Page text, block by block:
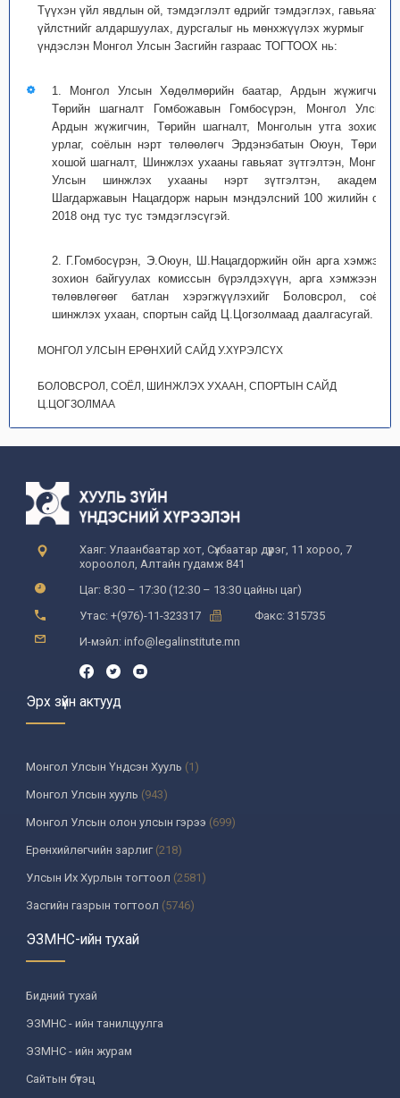
Түүхэн үйл явдлын ой, тэмдэглэлт өдрийг тэмдэглэх, гавьяат
үйлстнийг алдаршуулах, дурсгалыг нь мөнхжүүлэх журмыг
үндэслэн Монгол Улсын Засгийн газраас ТОГТООХ нь:
1. Монгол Улсын Хөдөлмөрийн баатар, Ардын жүжигчин,
Төрийн шагналт Гомбожавын Гомбосүрэн, Монгол Улсын
Ардын жүжигчин, Төрийн шагналт, Монголын утга зохиол,
урлаг, соёлын нэрт төлөөлөгч Эрдэнэбатын Оюун, Төрийн
хошой шагналт, Шинжлэх ухааны гавьяат зүтгэлтэн, Монгол
Улсын шинжлэх ухааны нэрт зүтгэлтэн, академич
Шагдаржавын Нацагдорж нарын мэндэлсний 100 жилийн ойг
2018 онд тус тус тэмдэглэсүгэй.
2. Г.Гомбосүрэн, Э.Оюун, Ш.Нацагдоржийн ойн арга хэмжээг
зохион байгуулах комиссын бүрэлдэхүүн, арга хэмжээний
төлөвлөгөөг батлан хэрэгжүүлэхийг Боловсрол, соёл,
шинжлэх ухаан, спортын сайд Ц.Цогзолмаад даалгасугай.
МОНГОЛ УЛСЫН ЕРӨНХИЙ САЙД У.ХҮРЭЛСҮХ
БОЛОВСРОЛ, СОЁЛ, ШИНЖЛЭХ УХААН, СПОРТЫН САЙД
Ц.ЦОГЗОЛМАА
Хаяг: Улаанбаатар хот, Сүхбаатар дүүрэг, 11 хороо, 7
хороолол, Алтайн гудамж 841
Цаг: 8:30 – 17:30 (12:30 – 13:30 цайны цаг)
Утас: +(976)-11-323317
Факс: 315735
И-мэйл: info@legalinstitute.mn
Эрх зүйн актууд
Монгол Улсын Үндсэн Хууль (1)
Монгол Улсын хууль (943)
Монгол Улсын олон улсын гэрээ (699)
Ерөнхийлөгчийн зарлиг(218)
Улсын Их Хурлын тогтоол (2581)
Засгийн газрын тогтоол (5746)
Үндсэн хуулийн цэцийн шийдвэр
Улсын дээд шүүхийн тогтоол
УИХ-аас томилогддог байгууллагын дарга, түүнтэй адилтгах албан
тушаалтны шийдвэр
Сайдын тушаал(988)
Засгийн газрын агентлагийн даргын тушаал
Хууль, хяналтын байгууллага
ЭЗМНС-ийн тухай
Бидний тухай
ЭЗМНС - ийн танилцуулга
ЭЗМНС - ийн журам
Сайтын бүтэц